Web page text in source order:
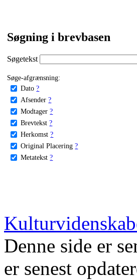
Søgning i brevbasen
Søgetekst
Søge-afgrænsning:
Dato ?
Afsender ?
Modtager ?
Brevtekst ?
Herkomst ?
Original Placering ?
Metatekst ?
Denne side er
er senest